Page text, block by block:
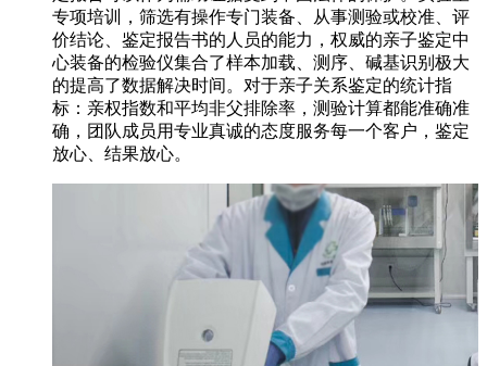
专项培训，筛选有操作专门装备、从事测验或校准、评
价结论、鉴定报告书的人员的能力，权威的亲子鉴定中
心装备的检验仪集合了样本加载、测序、碱基识别极大
的提高了数据解决时间。对于亲子关系鉴定的统计指
标：亲权指数和平均非父排除率，测验计算都能准确准
确，团队成员用专业真诚的态度服务每一个客户，鉴定
放心、结果放心。